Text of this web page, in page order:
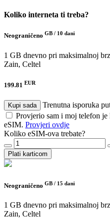
Koliko interneta ti treba?
Neograničeno GB / 10 dani
1 GB dnevno pri maksimalnoj
Zain, Celtel
199.81 EUR
Kupi sada
Trenutna isporuka
Provjerio sam i moj telefon
eSIM. Provjeri ovdje
Koliko eSIM-ova trebate?
Plati karticom
Neograničeno GB / 15 dani
1 GB dnevno pri maksimalnoj
Zain, Celtel